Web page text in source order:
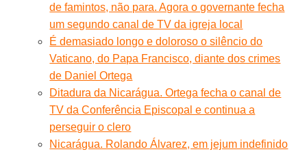
de famintos, não para. Agora o governante fecha
um segundo canal de TV da igreja local
É demasiado longo e doloroso o silêncio do
Vaticano, do Papa Francisco, diante dos crimes
de Daniel Ortega
Ditadura da Nicarágua. Ortega fecha o canal de
TV da Conferência Episcopal e continua a
perseguir o clero
Nicarágua. Rolando Álvarez, em jejum indefinido